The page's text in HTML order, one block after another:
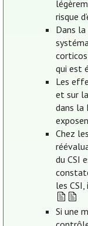
risque
Dans
qui est
Les
et sur
dans la
Chez
du CSI
les
Si une